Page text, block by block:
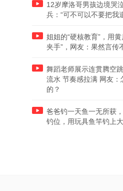
12岁摩洛哥男孩边境哭
兵：“可不可以不要把我
姐姐的“硬核教育”，用
夹手”，网友：果然言传
舞蹈老师展示连贯腾空
流水 节奏感拉满 网友：
的？
爸爸钓一天鱼一无所获
钓位，用玩具鱼竿钓上